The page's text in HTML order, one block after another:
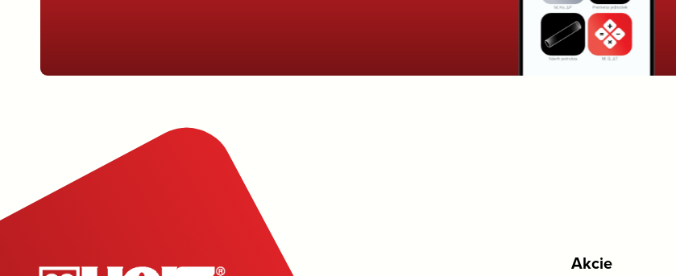
Akcie